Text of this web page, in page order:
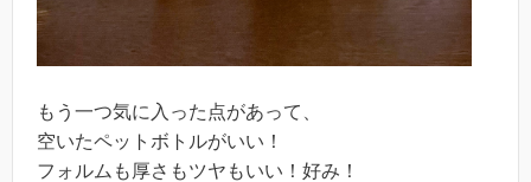
もう一つ気に入った点があって、
空いたペットボトルがいい！
フォルムも厚さもツヤもいい！好み！